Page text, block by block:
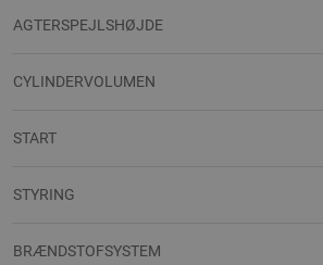
AGTERSPEJLSHØJDE
CYLINDERVOLUMEN
START
STYRING
BRÆNDSTOFSYSTEM